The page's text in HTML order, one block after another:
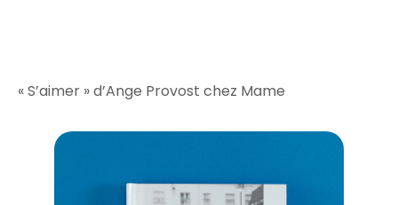
« S’aimer » d’Ange Provost chez Mame